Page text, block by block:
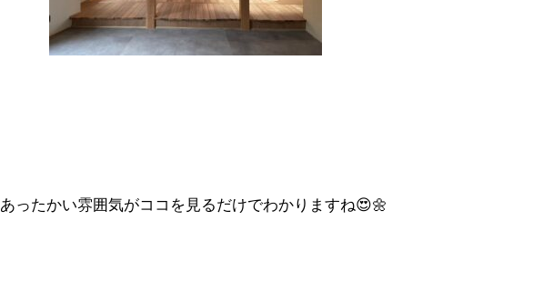
あったかい雰囲気がココを見るだけでわかりますね😍🌼